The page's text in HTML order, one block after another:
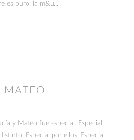
es puro, la m&u...
MATEO
y Mateo fue especial. Especial
Especial por ellos. Especial